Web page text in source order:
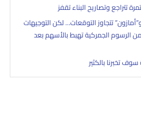
تتراجع وتصاريح البناء تقفز
تتجاوز التوقعات… لكن التوجيهات
الرسوم الجمركية تهبط بالأسهم بعد
تخبرنا بالكثير